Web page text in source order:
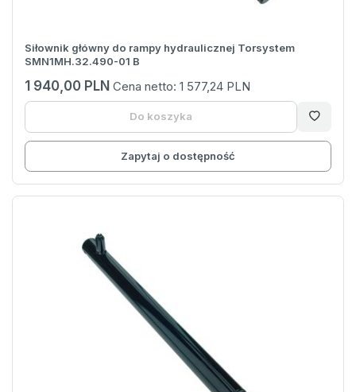
Siłownik główny do rampy hydraulicznej Torsystem
SMN1MH.32.490-01 B
1 940,00 PLN Cena netto: 1 577,24 PLN
Do koszyka
Zapytaj o dostępność